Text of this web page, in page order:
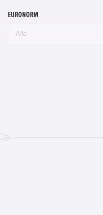
EURONORM